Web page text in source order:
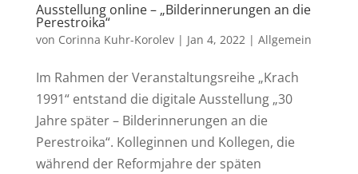
Ausstellung online – „Bilderinnerungen an die
Perestroika“
von Corinna Kuhr-Korolev| Jan 4, 2022| Allgemein
Im Rahmen der Veranstaltungsreihe „Krach
1991“ entstand die digitale Ausstellung „30
Jahre später – Bilderinnerungen an die
Perestroika“. Kolleginnen und Kollegen, die
während der Reformjahre der späten